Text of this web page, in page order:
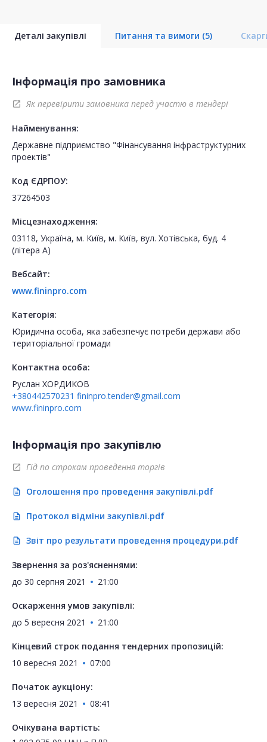
Деталі закупівлі Питання та вимоги (5)
Інформація про замовника
open_in_new Як перевірити замовника перед участю в тендері
Найменування:
Державне підприємство "Фінансування інфраструктурних
проектів"
Код ЄДРПОУ:
37264503
Місцезнаходження:
03118, Україна, м. Київ, м. Київ, вул. Хотівська, буд. 4
(літера А)
Вебсайт:
www.fininpro.com
Категорія:
Юридична особа, яка забезпечує потреби держави або
територіальної громади
Контактна особа:
Руслан ХОРДИКОВ
+380442570231 fininpro.tender@gmail.com
www.fininpro.com
Інформація про закупівлю
open_in_new Гід по строкам проведення торгів
description Оголошення про проведення закупівлі.pdf
description Протокол відміни закупівлі.pdf
description Звіт про результати проведення процедури.pdf
Звернення за роз'ясненнями:
до 30 серпня 2021 21:00
Оскарження умов закупівлі:
до 5 вересня 2021 21:00
Кінцевий строк подання тендерних пропозицій:
10 вересня 2021
07:00
Початок аукціону:
13 вересня 2021
08:41
Очікувана вартість: